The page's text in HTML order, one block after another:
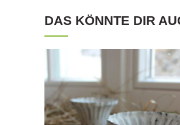
DAS KÖNNTE DIR